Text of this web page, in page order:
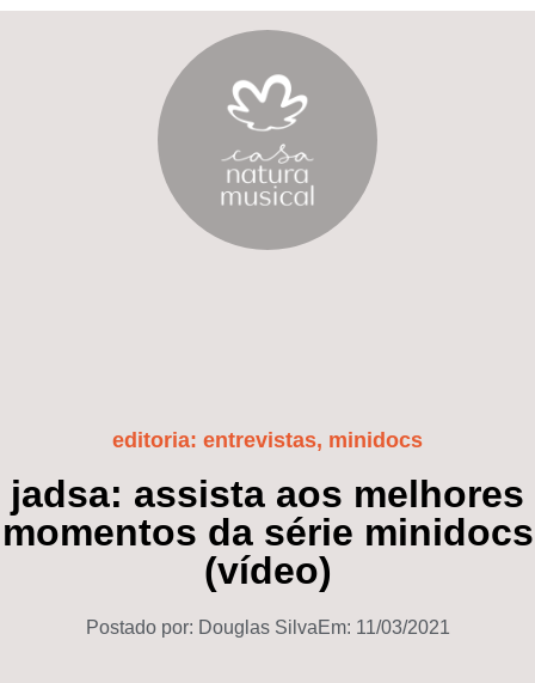
editoria: entrevistas, minidocs
jadsa: assista aos melhores
momentos da série minidocs
(vídeo)
Postado por: Douglas SilvaEm: 11/03/2021